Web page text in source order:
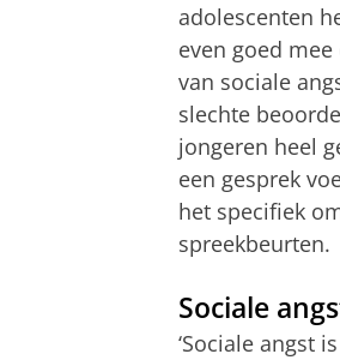
adolescenten
even goed
van sociale
slechte
jongeren heel
een gesprek
het specifiek
spreekbeurten.
Sociale
‘Sociale angst